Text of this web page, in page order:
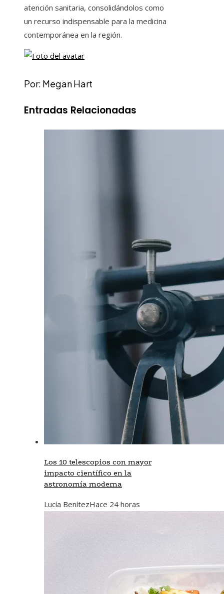
atención sanitaria, consolidándolos como
un recurso indispensable para la medicina
contemporánea en la región.
Por: Megan Hart
Entradas Relacionadas
Los 10 telescopios con mayor
impacto científico en la
astronomía moderna
Lucía BenítezHace 24 horas